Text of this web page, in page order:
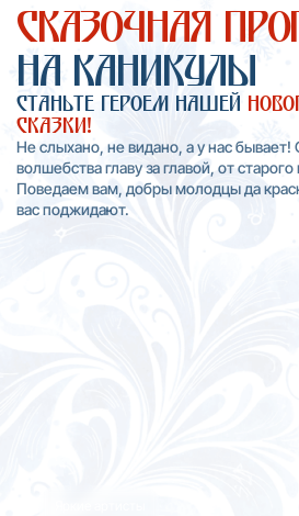
Сказочная
на каникулы
Станьте Героем Нашей
Сказки!
Не слыхано, не видано, а у нас бывает!
волшебства главу за главой, от
Поведаем вам, добры молодцы да
вас поджидают.